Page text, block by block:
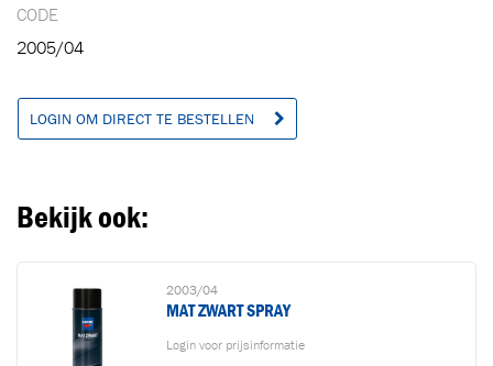
CODE
2005/04
LOGIN OM DIRECT TE BESTELLEN
Bekijk ook:
2003/04
MAT ZWART SPRAY
Login voor prijsinformatie